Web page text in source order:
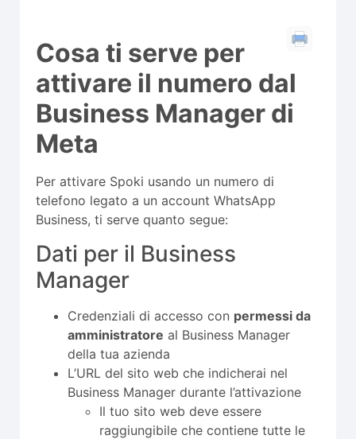
Cosa ti serve per
attivare il numero dal
Business Manager di
Meta
Per attivare Spoki usando un numero di
telefono legato a un account WhatsApp
Business, ti serve quanto segue:
Dati per il Business
Manager
Credenziali di accesso con permessi da
amministratore al Business Manager
della tua azienda
L’URL del sito web che indicherai nel
Business Manager durante l’attivazione
Il tuo sito web deve essere
raggiungibile che contiene tutte le